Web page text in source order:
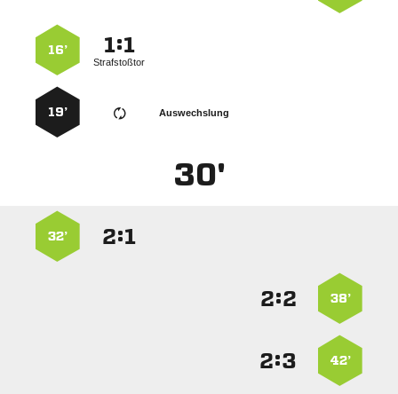
:
Strafstoßtor
16’
Auswechslung
19’
30'
:
32’
38’
:
42’
: